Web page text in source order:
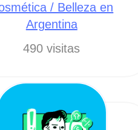
/ Belleza en
Argentina
490 visitas